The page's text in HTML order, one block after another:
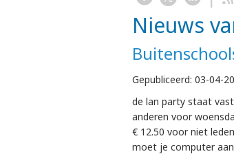
Nieuws
Gepubliceerd: 03-04-
de lan party staat
anderen voor
€ 12.50 voor niet
moet je computer